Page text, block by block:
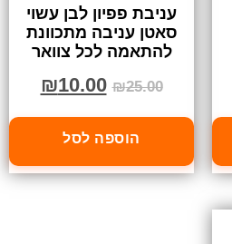
עניבת פפיון לבן עשוי
סאטן עניבה מתכוונת
להתאמה לכל צוואר
₪25.00
₪10.00
הוספה לסל